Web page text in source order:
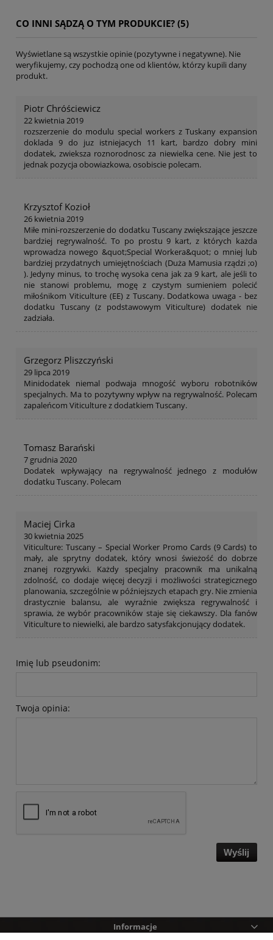
CO INNI SĄDZĄ O TYM PRODUKCIE? (5)
Wyświetlane są wszystkie opinie (pozytywne i negatywne). Nie
weryfikujemy, czy pochodzą one od klientów, którzy kupili dany
produkt.
Piotr Chróściewicz
22 kwietnia 2019
rozszerzenie do modulu special workers z Tuskany expansion
doklada 9 do juz istniejacych 11 kart, bardzo dobry mini
dodatek, zwieksza roznorodnosc za niewielka cene. Nie jest to
jednak pozycja obowiazkowa, osobiscie polecam.
Krzysztof Kozioł
26 kwietnia 2019
Miłe mini-rozszerzenie do dodatku Tuscany zwiększające jeszcze
bardziej regrywalność. To po prostu 9 kart, z których każda
wprowadza nowego &quot;Special Workera&quot; o mniej lub
bardziej przydatnych umiejętnościach (Duża Mamusia rządzi ;o)
). Jedyny minus, to trochę wysoka cena jak za 9 kart, ale jeśli to
nie stanowi problemu, mogę z czystym sumieniem polecić
miłośnikom Viticulture (EE) z Tuscany. Dodatkowa uwaga - bez
dodatku Tuscany (z podstawowym Viticulture) dodatek nie
zadziała.
Grzegorz Pliszczyński
29 lipca 2019
Minidodatek niemal podwaja mnogość wyboru robotników
specjalnych. Ma to pozytywny wpływ na regrywalność. Polecam
zapaleńcom Viticulture z dodatkiem Tuscany.
Tomasz Barański
7 grudnia 2020
Dodatek wpływający na regrywalność jednego z modułów
dodatku Tuscany. Polecam
Maciej Cirka
30 kwietnia 2025
Viticulture: Tuscany – Special Worker Promo Cards (9 Cards) to
mały, ale sprytny dodatek, który wnosi świeżość do dobrze
znanej rozgrywki. Każdy specjalny pracownik ma unikalną
zdolność, co dodaje więcej decyzji i możliwości strategicznego
planowania, szczególnie w późniejszych etapach gry. Nie zmienia
drastycznie balansu, ale wyraźnie zwiększa regrywalność i
sprawia, że wybór pracowników staje się ciekawszy. Dla fanów
Viticulture to niewielki, ale bardzo satysfakcjonujący dodatek.
Imię lub pseudonim:
Twoja opinia:
Wyślij
Informacje